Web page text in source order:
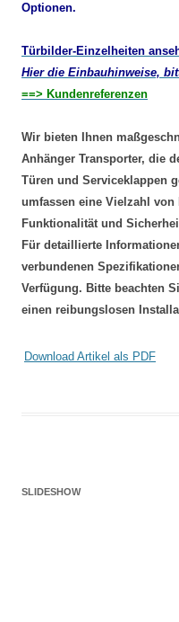
Optionen.
Türbilder-Einzelheiten
Hier die Einbauhinweise,
==> Kundenreferenzen
Wir bieten Ihnen
Anhänger Transporter, die
Türen und Serviceklappen
umfassen eine Vielzahl
Funktionalität und
Für detaillierte
verbundenen
Verfügung. Bitte beachten
einen reibungslosen
Download Artikel als PDF
SLIDESHOW